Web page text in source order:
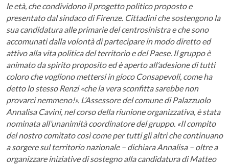
le età, che condividono il progetto politico proposto e
presentato dal sindaco di Firenze. Cittadini che sostengono la
sua candidatura alle primarie del centrosinistra e che sono
accomunati dalla volontà di partecipare in modo diretto ed
attivo alla vita politica del territorio e del Paese. Il gruppo è
animato da spirito proposito ed è aperto all’adesione di tutti
coloro che vogliono mettersi in gioco Consapevoli, come ha
detto lo stesso Renzi «che la vera sconfitta sarebbe non
provarci nemmeno!». L’Assessore del comune di Palazzuolo
Annalisa Cavini, nel corso della riunione organizzativa, è stata
nominata all’unanimità coordinatore del gruppo. «Il compito
del nostro comitato così come per tutti gli altri che continuano
a sorgere sul territorio nazionale – dichiara Annalisa – oltre a
organizzare iniziative di sostegno alla candidatura di Matteo